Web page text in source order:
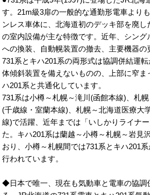
す。21m級3扉の一般的な通勤形電車より
ンレス車体に、北海道初のデッキ部を廃し
の室内設備が主な特徴です。近年、シング
への換装、自動幌装置の撤去、主要機器の
731系とキハ201系の両形式は協調併結運
体傾斜装置を備えないものの、上部に窄ま
ハ201系と共通化しています。
731系は小樽～札幌～滝川(函館本線)、札
(千歳線・室蘭本線)、札幌～北海道医療大
線)で活躍、近年までは「いしかりライナ
た。キハ201系は蘭越～小樽～札幌～岩見
おり、小樽～札幌間では731系とキハ201
行われています。
◆日本で唯一、現在も気動車と電車の協調